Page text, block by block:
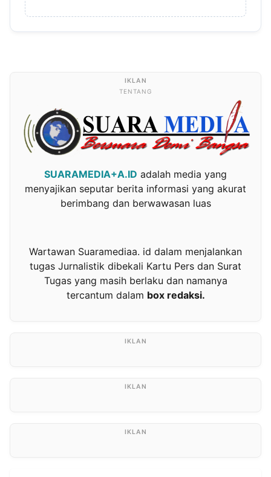
TENTANG
SUARAMEDIA+A.ID adalah media yang
menyajikan seputar berita informasi yang akurat
berimbang dan berwawasan luas
Wartawan Suaramediaa. id dalam menjalankan
tugas Jurnalistik dibekali Kartu Pers dan Surat
Tugas yang masih berlaku dan namanya
tercantum dalam box redaksi.